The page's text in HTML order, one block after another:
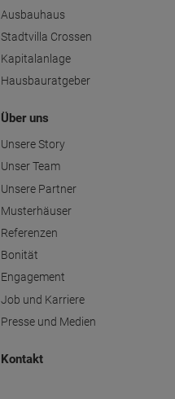
Ausbauhaus
Stadtvilla Crossen
Kapitalanlage
Hausbauratgeber
Über uns
Unsere Story
Unser Team
Unsere Partner
Musterhäuser
Referenzen
Bonität
Engagement
Job und Karriere
Presse und Medien
Kontakt